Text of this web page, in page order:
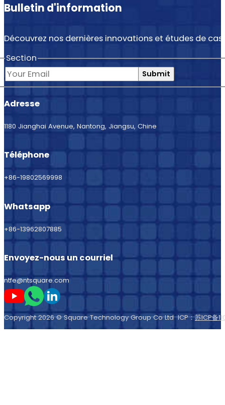
Bulletin d'information
Découvrez nos dernières innovations et études de cas.
Section
Submit
Adresse
1180 Jianghai Avenue, Nantong, Jiangsu, Chine
Téléphone
+86-19802569998
Whatsapp
+86-13962807885
Envoyez-nous un courriel
ntfe@ntsquare.com
Suivez-moi sur Youtube
Suivez-moi sur Whatsapp
Suivez-moi sur LinkedIn
Copyright 2026 © Square Technology Group Co Ltd ICP：苏ICP备